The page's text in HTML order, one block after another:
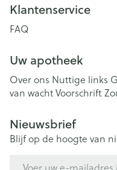
Klantenservice
FAQ
Uw apotheek
Over ons Nuttige links
van wachtVoorschrift
Nieuwsbrief
Blijf op de hoogte van